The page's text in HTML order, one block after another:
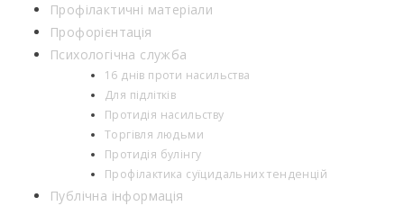
Профілактичні матеріали
Профорієнтація
Психологічна служба
16 днів проти насильства
Для підлітків
Протидія насильству
Торгівля людьми
Протидія булінгу
Профілактика суїцидальних тенденцій
Публічна інформація